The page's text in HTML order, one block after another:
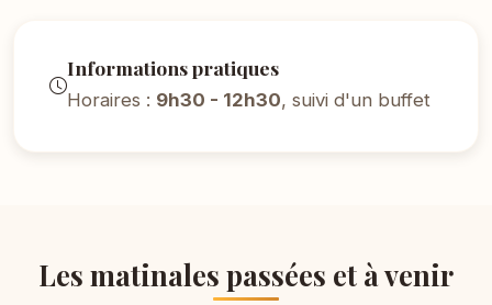
Informations pratiques
Horaires : 9h30 - 12h30, suivi d'un buffet
Les matinales passées et à venir